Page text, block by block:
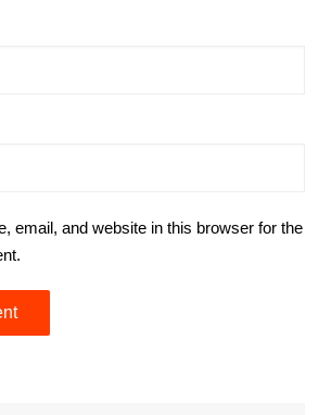
email, and website in this browser for the